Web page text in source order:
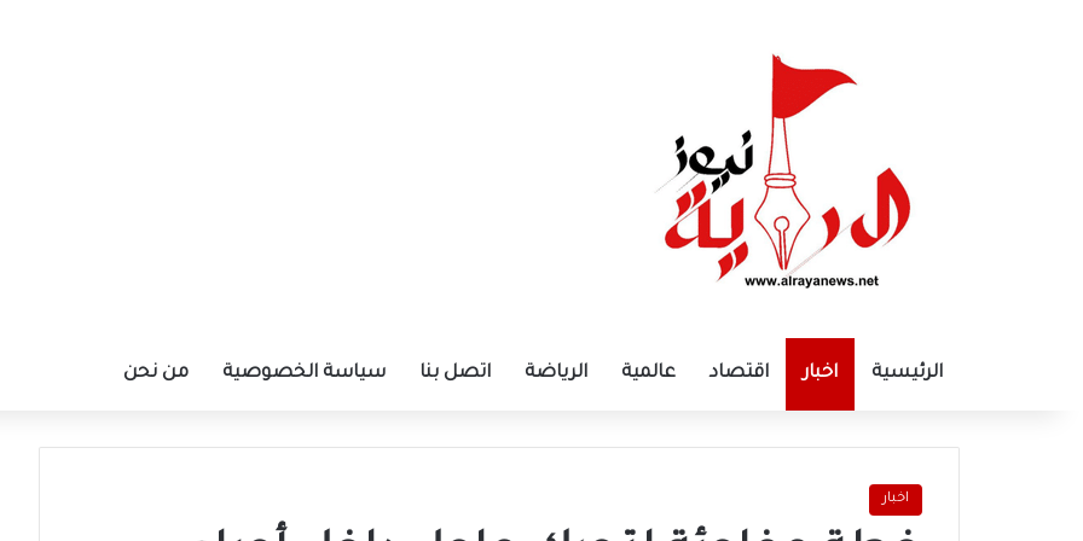
الرئيسية اخبار اقتصاد عالمية الرياضة اتصل بنا سياسة الخصوصية من نحن
اخبار